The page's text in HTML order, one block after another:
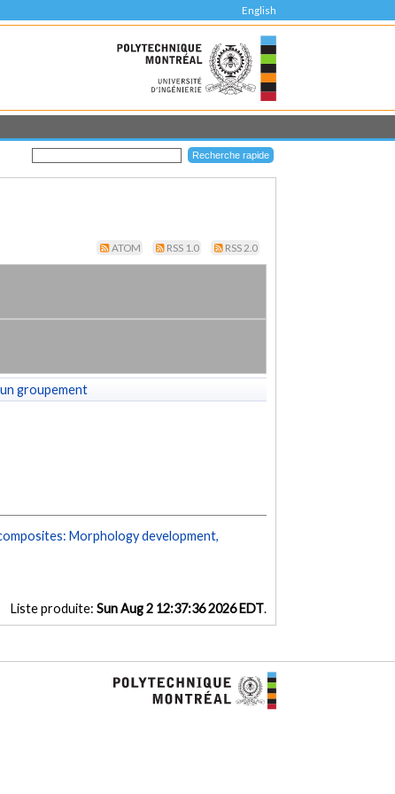
English
ATOM RSS 1.0 RSS 2.0
groupement
Morphology development,
Liste produite: Sun Aug 2 12:37:36 2026 EDT.